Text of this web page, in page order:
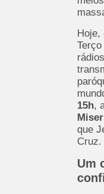
Hoje,
15h,
que
Cruz.
Um